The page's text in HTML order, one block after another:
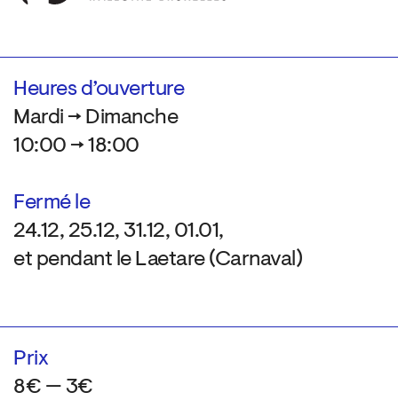
Heures d’ouverture
Mardi → Dimanche
10:00 → 18:00
Fermé le
24.12, 25.12, 31.12, 01.01,
et pendant le Laetare (Carnaval)
Prix
8€ — 3€